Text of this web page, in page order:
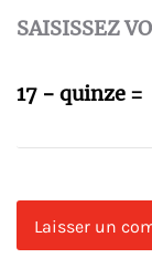
SAISISSEZ
17 − quinze =